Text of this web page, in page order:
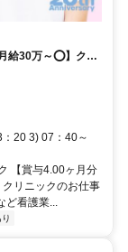
給30万～⭕】クリ
20 3) 07：40～
【賞与4.00ヶ月分
リニックのお仕事
ど看護業...